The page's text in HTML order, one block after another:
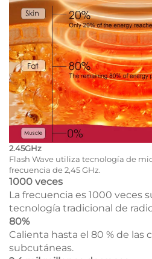
2.45GHz
Flash Wave utiliza tecnología de
frecuencia de 2,45 GHz.
1000 veces
La frecuencia es 1000 veces
tecnología tradicional de
80%
Calienta hasta el 80 % de las
subcutáneas.